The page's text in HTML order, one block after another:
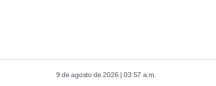
9 de agosto de 2026 | 03:57 a.m.